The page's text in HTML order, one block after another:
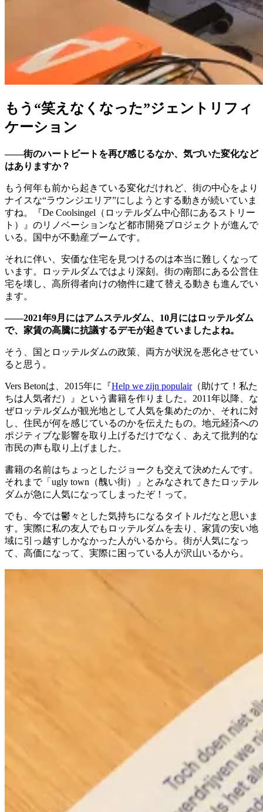
もう“笑えなくなった”ジェントリフィ
ケーション
——街のハートビートを再び感じるなか、気づいた変化など
はありますか？
もう何年も前から起きている変化だけれど、街の中心をより
ナイスな“ラウンジエリア”にしようとする動きが続いていま
すね。『De Coolsingel（ロッテルダム中心部にあるストリー
ト）』のリノベーションなど都市開発プロジェクトが進んで
いる。国中が不動産ブームです。
それに伴い、安価な住宅を見つけるのは本当に難しくなって
います。ロッテルダムではより深刻。街の南部にある公営住
宅を壊し、高所得者向けの物件に建て替える動きも進んでい
ます。
——2021年9月にはアムステルダム、10月にはロッテルダム
で、家賃の高騰に抗議するデモが起きていましたよね。
そう、国とロッテルダムの政策、両方が状況を悪化させてい
ると思う。
Vers Betonは、2015年に『Help we zijn populair（助けて！私た
ちは人気者だ）』という書籍を作りました。2011年以降、な
ぜロッテルダムが観光地として人気を集めたのか、それに対
し、住民が何を感じているのかを伝えたもの。地元経済への
ポジティブな影響を取り上げるだけでなく、あえて批判的な
市民の声も取り上げました。
書籍の名前はちょっとしたジョークも交えて決めたんです。
それまで「ugly town（醜い街）」とみなされてきたロッテル
ダムが急に人気になってしまったぞ！って。
でも、今では鬱々とした気持ちになるタイトルだなと思いま
す。実際に私の友人でもロッテルダムを去り、家賃の安い地
域に引っ越すしかなかった人がいるから。街が人気になっ
て、高価になって、実際に困っている人が沢山いるから。